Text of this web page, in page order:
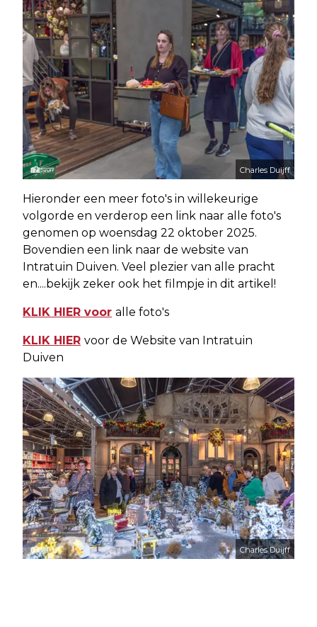
Charles Duijff
Hieronder een meer foto's in willekeurige
volgorde en verderop een link naar alle foto's
genomen op woensdag 22 oktober 2025.
Bovendien een link naar de website van
Intratuin Duiven. Veel plezier van alle pracht
en....bekijk zeker ook het filmpje in dit artikel!
KLIK HIER voor alle foto's
KLIK HIER voor de Website van Intratuin
Duiven
Charles Duijff